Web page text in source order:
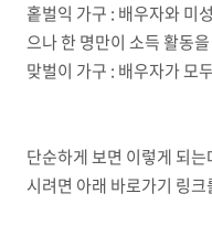
홑벌익 가구 : 배우자와 미
으나 한 명만이 소득 활동
맞벌이 가구 : 배우자가 모
단순하게 보면 이렇게 되
시려면 아래 바로가기 링